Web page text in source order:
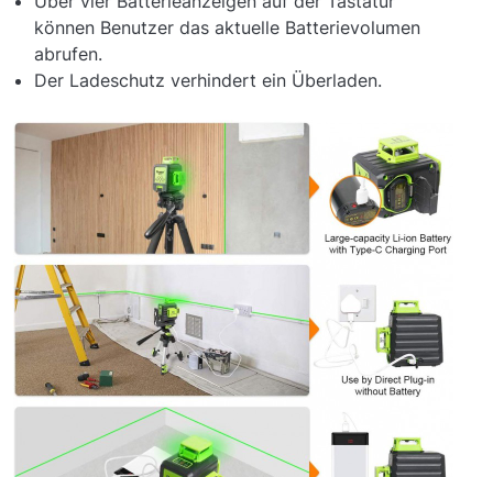
können Benutzer das aktuelle Batterievolumen
abrufen.
Der Ladeschutz verhindert ein Überladen.